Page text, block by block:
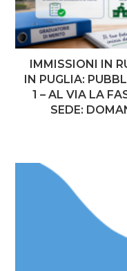
IMMISSIONI IN
IN PUGLIA:
1 – AL VIA LA
SEDE: